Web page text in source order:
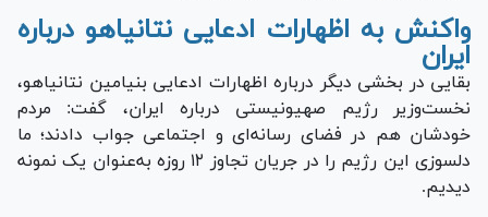
واکنش به اظهارات ادعایی نتانیاهو درباره
ایران
بقایی در بخشی دیگر درباره اظهارات ادعایی بنیامین نتانیاهو،
نخست‌وزیر رژیم صهیونیستی درباره ایران، گفت: مردم
خودشان هم در فضای رسانه‌ای و اجتماعی جواب دادند؛ ما
دلسوزی این رژیم را در جریان تجاوز ۱۲ روزه به‌عنوان یک نمونه
دیدیم.